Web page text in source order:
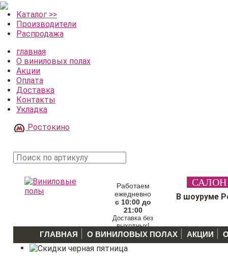
Каталог >>
Производители
Распродажа
главная
О виниловых полах
Акции
Оплата
Доставка
Контакты
Укладка
Ростокино
Работаем
ежедневно
с 10:00 до
21:00
Доставка без
выходных!
В шоуруме
ГЛАВНАЯ О ВИНИЛОВЫХ ПОЛАХ АКЦИИ